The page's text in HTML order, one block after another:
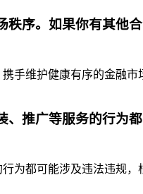
序。如果你有其他
手维护健康有序的金融
推广等服务的行为
为都可能涉及违法违规